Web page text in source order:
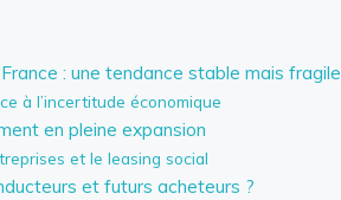
: une tendance stable mais fragile
à l’incertitude économique
en pleine expansion
et le leasing social
et futurs acheteurs ?